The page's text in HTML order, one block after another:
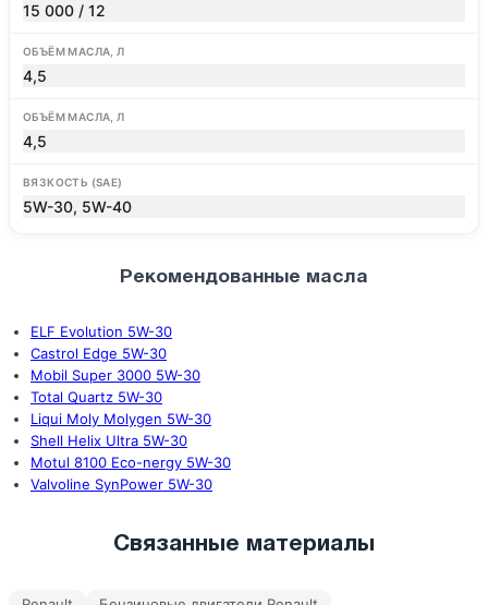
15 000 / 12
ОБЪЁМ МАСЛА, Л
4,5
ОБЪЁМ МАСЛА, Л
4,5
ВЯЗКОСТЬ (SAE)
5W-30, 5W-40
Рекомендованные масла
ELF Evolution 5W-30
Castrol Edge 5W-30
Mobil Super 3000 5W-30
Total Quartz 5W-30
Liqui Moly Molygen 5W-30
Shell Helix Ultra 5W-30
Motul 8100 Eco-nergy 5W-30
Valvoline SynPower 5W-30
Связанные материалы